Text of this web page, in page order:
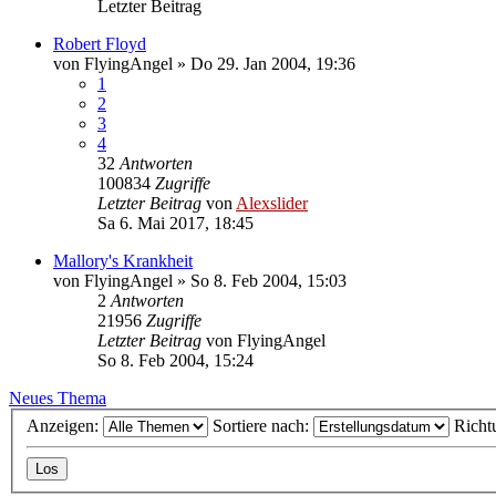
Letzter Beitrag
Robert Floyd
von FlyingAngel » Do 29. Jan 2004, 19:36
1
2
3
4
32 Antworten
100834 Zugriffe
Letzter Beitrag von Alexslider
Sa 6. Mai 2017, 18:45
Mallory's Krankheit
von FlyingAngel » So 8. Feb 2004, 15:03
2 Antworten
21956 Zugriffe
Letzter Beitrag von FlyingAngel
So 8. Feb 2004, 15:24
Neues Thema
Anzeigen:
Sortiere nach: